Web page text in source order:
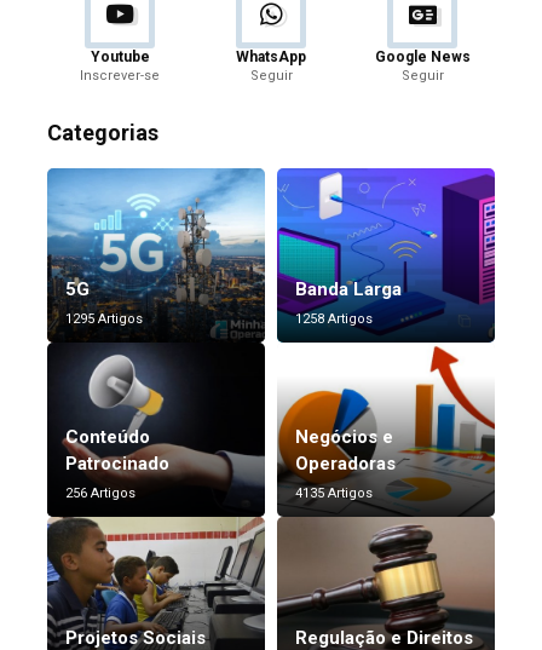
Youtube
Inscrever-se
WhatsApp
Seguir
Google News
Seguir
Categorias
5G
1295 Artigos
Banda Larga
1258 Artigos
Conteúdo
Patrocinado
256 Artigos
Negócios e
Operadoras
4135 Artigos
Projetos Sociais Regulação e Direitos